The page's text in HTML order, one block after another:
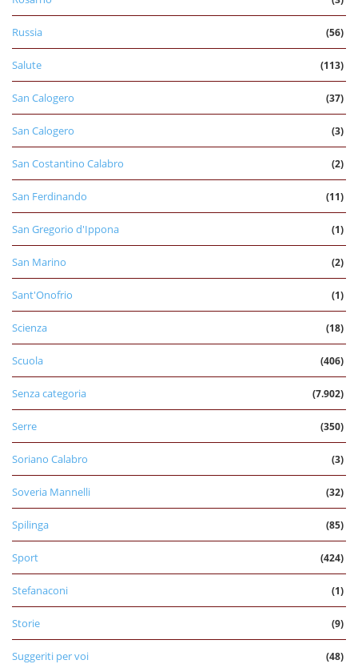
Russia (56)
Salute (113)
San Calogero (37)
San Calogero (3)
San Costantino Calabro (2)
San Ferdinando (11)
San Gregorio d'Ippona (1)
San Marino (2)
Sant'Onofrio (1)
Scienza (18)
Scuola (406)
Senza categoria (7.902)
Serre (350)
Soriano Calabro (3)
Soveria Mannelli (32)
Spilinga (85)
Sport (424)
Stefanaconi (1)
Storie (9)
Suggeriti per voi (48)